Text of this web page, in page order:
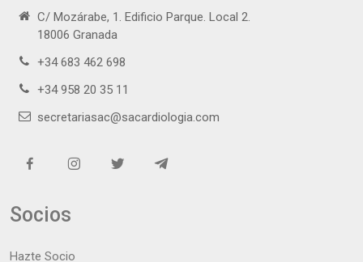
C/ Mozárabe, 1. Edificio Parque. Local 2.
18006 Granada
+34 683 462 698
+34 958 20 35 11
secretariasac@sacardiologia.com
Socios
Hazte Socio